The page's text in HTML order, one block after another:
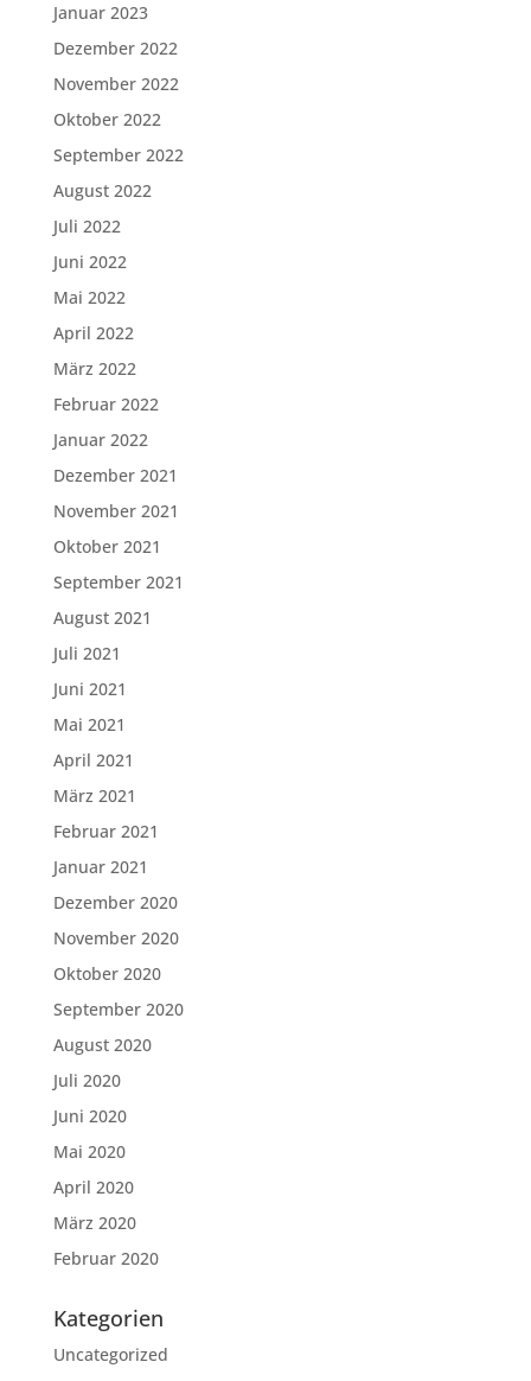
Januar 2023
Dezember 2022
November 2022
Oktober 2022
September 2022
August 2022
Juli 2022
Juni 2022
Mai 2022
April 2022
März 2022
Februar 2022
Januar 2022
Dezember 2021
November 2021
Oktober 2021
September 2021
August 2021
Juli 2021
Juni 2021
Mai 2021
April 2021
März 2021
Februar 2021
Januar 2021
Dezember 2020
November 2020
Oktober 2020
September 2020
August 2020
Juli 2020
Juni 2020
Mai 2020
April 2020
März 2020
Februar 2020
Kategorien
Uncategorized